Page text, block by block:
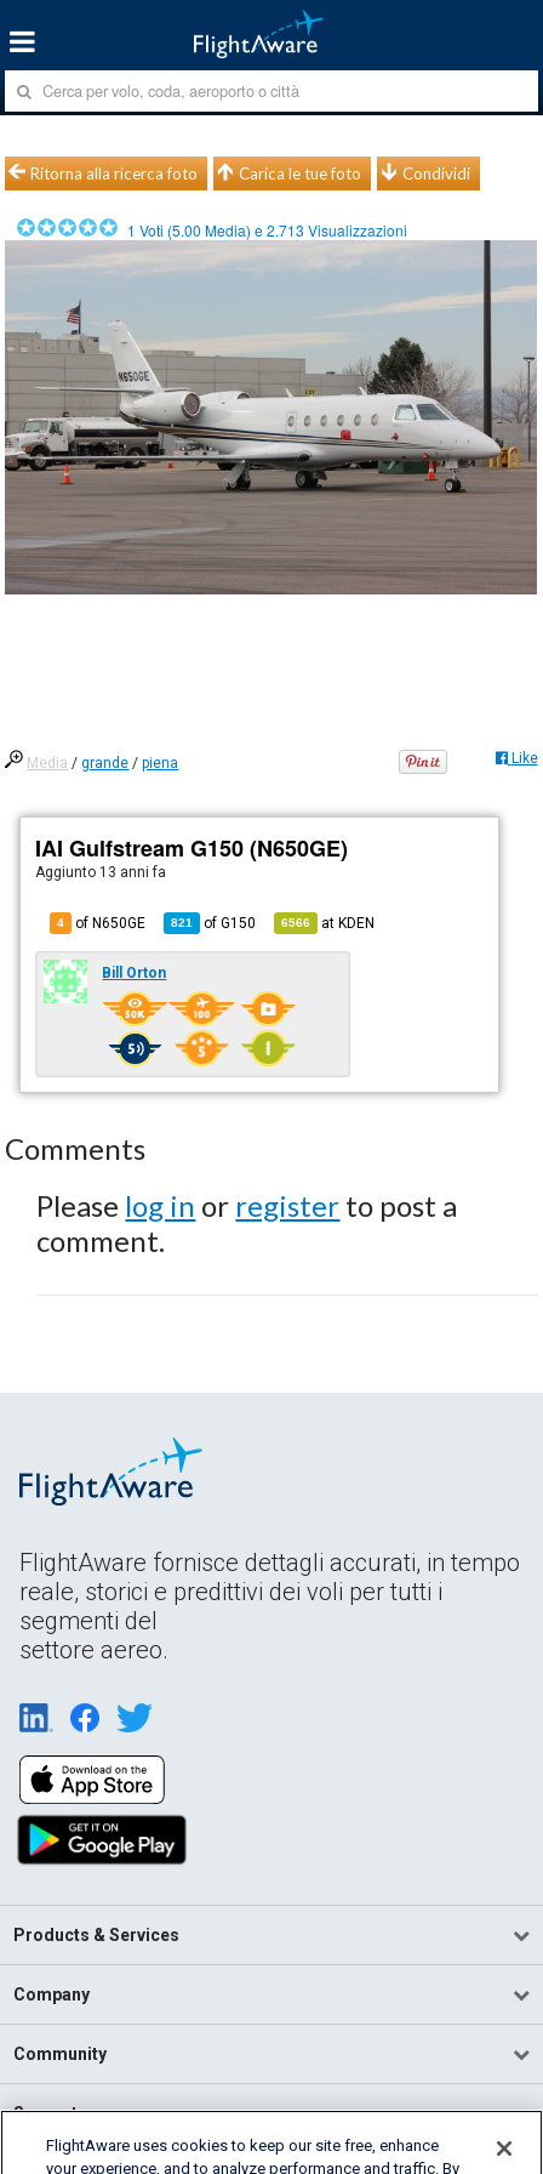
Ritorna alla ricerca foto Carica le tue foto Condividi
1 Voti (5.00 Media) e2.713 Visualizzazioni
Media /grande /piena Like
IAI Gulfstream G150 (N650GE)
Aggiunto 13 anni fa
4 of N650GE 821 ofG150 6566 atKDEN
Bill Orton
Comments
Please log in or register to post a
comment.
FlightAware fornisce dettagli accurati, in tempo
reale, storici e predittivi dei voli per tutti i
segmenti del
settore aereo.
Products & Services
Company
Community
Support
FlightAware uses cookies to keep our site free, enhance
your experience, and to analyze performance and traffic. By